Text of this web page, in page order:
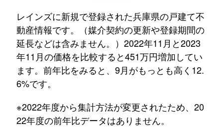
レインズに新規で登録された兵庫県の戸建て不
動産情報です。（媒介契約の更新や登録期間の
延長などは含みません。）2022年11月と2023
年11月の価格を比較すると451万円増加してい
ます。前年比をみると、9月がもっとも高く12.
6%です。
※2022年度から集計方法が変更されたため、20
22年度の前年比データはありません。